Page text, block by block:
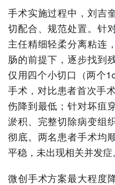
手术实施过程中，刘吉
切配合、规范处置。针
主任精细轻柔分离粘连
肠的前提下，逐步找到
仅用四个小切口（两个
手术，对比患者首次手
伤降到最低；针对坏疽
淤积、完整切除病变组
彻底。两名患者手术均
平稳，未出现相关并发症。
微创手术方案最大程度